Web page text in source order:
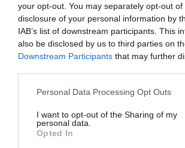
your opt-out. You may separately opt-out
disclosure of your personal information by
IAB’s list of downstream participants. This
also be disclosed by us to third parties on
Downstream Participants that may further
Personal Data Processing Opt Outs
I want to opt-out of the Sharing of my
personal data.
Opted In
33°
25°
Θεσσαλονίκη
Δευτέρα, 10
Τρίτη
+34°+25°
Παρασκευή+31°+24°
Κυριακή
+ 31°+20°
Πρόγνωση για 7 μέρες